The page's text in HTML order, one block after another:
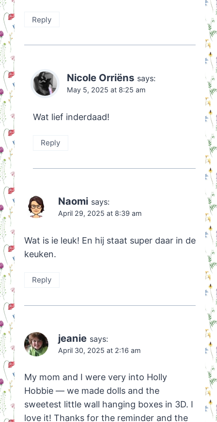
Reply
Nicole Orriëns says:
May 5, 2025 at 8:25 am
Wat lief inderdaad!
Reply
Naomi says:
April 29, 2025 at 8:39 am
Wat is ie leuk! En hij staat super daar in de
keuken.
Reply
jeanie says:
April 30, 2025 at 2:16 am
My mom and I were very into Holly
Hobbie — we made dolls and the
sweetest little wall hanging boxes in 3D. I
love it! Thanks for the reminder and the